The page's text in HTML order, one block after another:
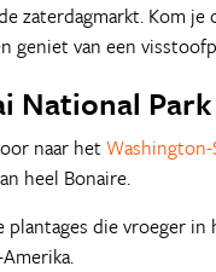
zaterdagmarkt. Kom
geniet van een
National Park
naar het Washington-
heel Bonaire.
die vroeger